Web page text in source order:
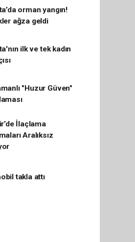
orman yangın!
ağza geldi
ilk ve tek kadın
"Huzur Güven"
İlaçlama
Aralıksız
takla attı